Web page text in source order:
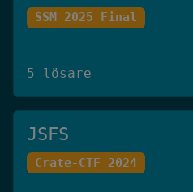
SSM 2025 Final
5 lösare
JSFS
Crate-CTF 2024